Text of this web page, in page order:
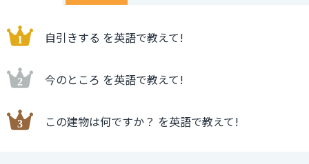
自引きする を英語で教えて!
今のところ を英語で教えて!
この建物は何ですか？ を英語で教えて!